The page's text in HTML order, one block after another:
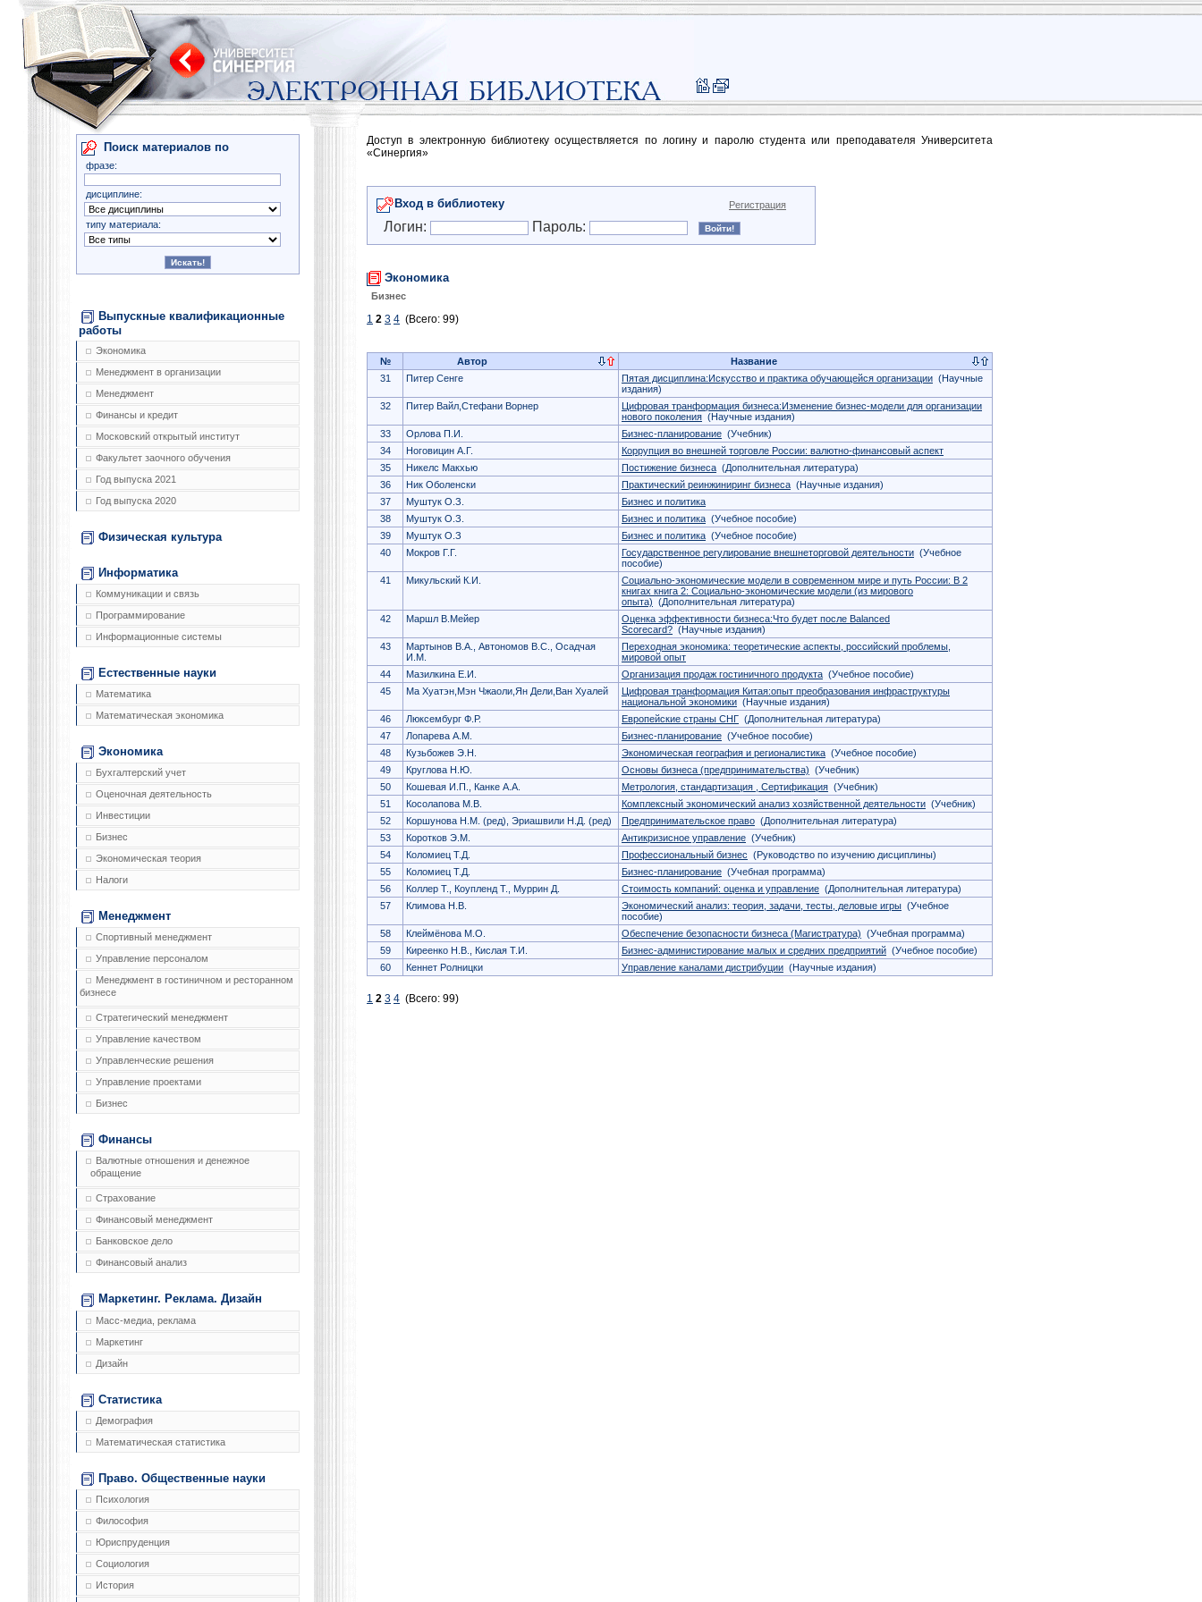
Поиск материалов по
фразе:
дисциплине:
типу материала:
Выпускные квалификационные
работы
Экономика
Менеджмент в организации
Менеджмент
Финансы и кредит
Московский открытый институт
Факультет заочного обучения
Год выпуска 2021
Год выпуска 2020
Физическая культура
Информатика
Коммуникации и связь
Программирование
Информационные системы
Естественные науки
Математика
Математическая экономика
Экономика
Бухгалтерский учет
Оценочная деятельность
Инвестиции
Бизнес
Экономическая теория
Налоги
Менеджмент
Спортивный менеджмент
Управление персоналом
Менеджмент в гостиничном и ресторанном
бизнесе
Стратегический менеджмент
Управление качеством
Управленческие решения
Управление проектами
Бизнес
Финансы
Валютные отношения и денежное
обращение
Страхование
Финансовый менеджмент
Банковское дело
Финансовый анализ
Маркетинг. Реклама. Дизайн
Масс-медиа, реклама
Маркетинг
Дизайн
Статистика
Демография
Математическая статистика
Право. Общественные науки
Психология
Философия
Юриспруденция
Социология
История
Доступ в электронную библиотеку осуществляется по логину и паролю студента или преподавателя Университета
«Синергия»
Вход в библиотеку Регистрация
Логин: Пароль:
Экономика
Бизнес
1 2 3 4 (Всего: 99)
№ Автор
Название
31
Питер Сенге Пятая дисциплина:Искусство и практика обучающейся организации (Научные
издания)
32
Питер Вайл,Стефани Ворнер
Цифровая транформация бизнеса:Изменение бизнес-модели для организации
нового поколения (Научные издания)
33
Орлова П.И. Бизнес-планирование (Учебник)
34
Ноговицин А.Г.
Коррупция во внешней торговле России: валютно-финансовый аспект
35
Никелс Макхью Постижение бизнеса (Дополнительная литература)
36
Ник Оболенски Практический реинжиниринг бизнеса (Научные издания)
37
Муштук О.З.
Бизнес и политика
38
Муштук О.З. Бизнес и политика (Учебное пособие)
39
Муштук О.З Бизнес и политика (Учебное пособие)
40
Мокров Г.Г. Государственное регулирование внешнеторговой деятельности (Учебное
пособие)
41
Микульский К.И.
Социально-экономические модели в современном мире и путь России: В 2
книгах книга 2: Социально-экономические модели (из мирового
опыта) (Дополнительная литература)
42
Маршл В.Мейер
Оценка эффективности бизнеса:Что будет после Balanced
Scorecard? (Научные издания)
43
Мартынов В.А., Автономов В.С., Осадчая
И.М.
Переходная экономика: теоретические аспекты, российский проблемы,
мировой опыт
44
Мазилкина Е.И. Организация продаж гостиничного продукта (Учебное пособие)
45
Ма Хуатэн,Мэн Чжаоли,Ян Дели,Ван Хуалей
Цифровая транформация Китая:опыт преобразования инфраструктуры
национальной экономики (Научные издания)
46
Люксембург Ф.Р. Европейские страны СНГ (Дополнительная литература)
47
Лопарева А.М. Бизнес-планирование (Учебное пособие)
48
Кузьбожев Э.Н. Экономическая география и регионалистика (Учебное пособие)
49
Круглова Н.Ю. Основы бизнеса (предпринимательства) (Учебник)
50
Кошевая И.П., Канке А.А. Метрология, стандартизация , Сертификация (Учебник)
51
Косолапова М.В. Комплексный экономический анализ хозяйственной деятельности (Учебник)
52
Коршунова Н.М. (ред), Эриашвили Н.Д. (ред) Предпринимательское право (Дополнительная литература)
53
Коротков Э.М. Антикризисное управление (Учебник)
54
Коломиец Т.Д. Профессиональный бизнес (Руководство по изучению дисциплины)
55
Коломиец Т.Д. Бизнес-планирование (Учебная программа)
56
Коллер Т., Коупленд Т., Муррин Д. Стоимость компаний: оценка и управление (Дополнительная литература)
57
Климова Н.В. Экономический анализ: теория, задачи, тесты, деловые игры (Учебное
пособие)
58
Клеймёнова М.О. Обеспечение безопасности бизнеса (Магистратура) (Учебная программа)
59
Киреенко Н.В., Кислая Т.И. Бизнес-администирование малых и средних предприятий (Учебное пособие)
60
Кеннет Ролницки Управление каналами дистрибуции (Научные издания)
1 2 3 4 (Всего: 99)